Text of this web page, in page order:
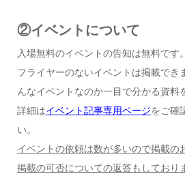
②イベントについて
入場無料のイベントの告知は無料です。
フライヤーのないイベントは掲載でき
んなイベントなのか一目で分かる資料
詳細はイベント記事専用ページをご確
い。
イベントの依頼は数が多いので掲載の
掲載の可否についての返答もしており